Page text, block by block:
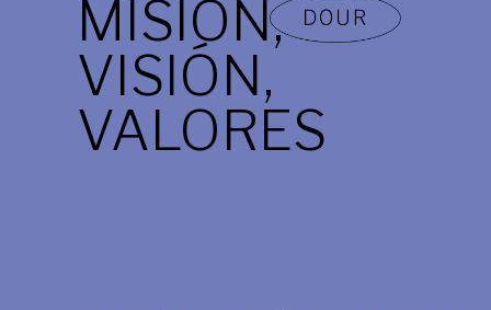
MISIÓN,
VISIÓN,
VALORES